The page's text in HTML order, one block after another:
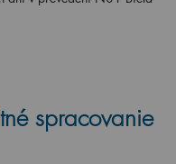
spracovanie